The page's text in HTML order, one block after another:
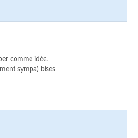
comme idée.
sympa) bises